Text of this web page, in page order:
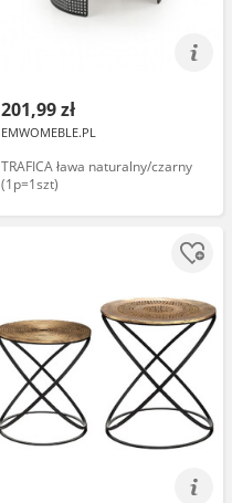
201,99 zł
EMWOMEBLE.PL
TRAFICA ława naturalny/czarny
(1p=1szt)